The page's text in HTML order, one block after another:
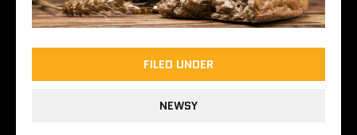
FILED UNDER
NEWSY